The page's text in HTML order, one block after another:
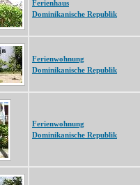
Ferienhaus
Dominikanische Republik
Ferienwohnung
Dominikanische Republik
Ferienwohnung
Dominikanische Republik